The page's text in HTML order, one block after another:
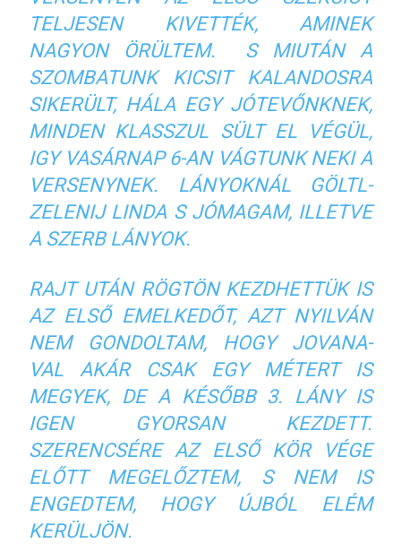
TELJESEN KIVETTÉK, AMINEK
NAGYON ÖRÜLTEM. S MIUTÁN A
SZOMBATUNK KICSIT KALANDOSRA
SIKERÜLT, HÁLA EGY JÓTEVŐNKNEK,
MINDEN KLASSZUL SÜLT EL VÉGÜL,
IGY VASÁRNAP 6-AN VÁGTUNK NEKI A
VERSENYNEK. LÁNYOKNÁL GÖLTL-
ZELENIJ LINDA S JÓMAGAM, ILLETVE
A SZERB LÁNYOK.
RAJT UTÁN RÖGTÖN KEZDHETTÜK IS
AZ ELSŐ EMELKEDŐT, AZT NYILVÁN
NEM GONDOLTAM, HOGY JOVANA-
VAL AKÁR CSAK EGY MÉTERT IS
MEGYEK, DE A KÉSŐBB 3. LÁNY IS
IGEN GYORSAN KEZDETT.
SZERENCSÉRE AZ ELSŐ KÖR VÉGE
ELŐTT MEGELŐZTEM, S NEM IS
ENGEDTEM, HOGY ÚJBÓL ELÉM
KERÜLJÖN.